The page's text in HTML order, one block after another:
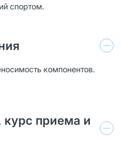
спортом.
компонентов.
приема и